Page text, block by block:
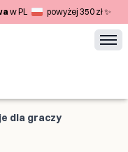
w PL powyżej 350 zł ✨
dla graczy